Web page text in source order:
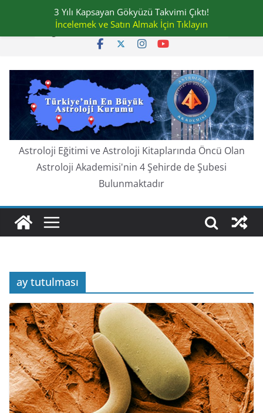
content
Cuma, Ağustos 7, 2026
Astroloji Eğitimi ve Astroloji Kitaplarında Öncü Olan
Astroloji Akademisi'nin 4 Şehirde de Şubesi
Bulunmaktadır
ay tutulması
3 Yılı Kapsayan Gökyüzü Takvimi Çıktı!
İncelemek ve Satın Almak İçin Tıklayın